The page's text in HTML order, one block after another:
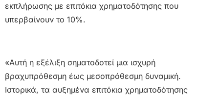
εκπλήρωσης με επιτόκια χρηματοδότησης που
υπερβαίνουν το 10%.
«Αυτή η εξέλιξη σηματοδοτεί μια ισχυρή
βραχυπρόθεσμη έως μεσοπρόθεσμη δυναμική.
Ιστορικά, τα αυξημένα επιτόκια χρηματοδότησης